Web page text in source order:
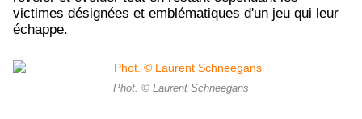
victimes désignées et emblématiques d'un jeu qui leur
échappe.
Phot. © Laurent Schneegans